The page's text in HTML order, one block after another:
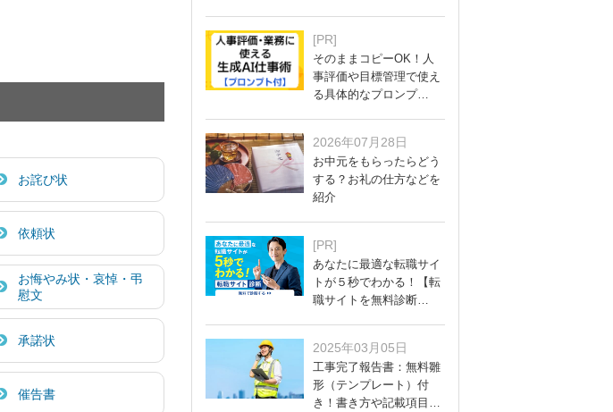
お詫び状
依頼状
お悔やみ状・哀悼・弔
慰文
承諾状
催告書
[PR]
そのままコピーOK！人
事評価や目標管理で使え
る具体的なプロンプ…
2026年07月28日
お中元をもらったらどう
する？お礼の仕方などを
紹介
[PR]
あなたに最適な転職サイ
トが５秒でわかる！【転
職サイトを無料診断…
2025年03月05日
工事完了報告書：無料雛
形（テンプレート）付
き！書き方や記載項目…